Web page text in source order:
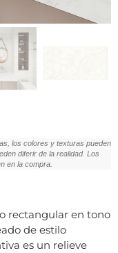
los colores y texturas pueden
diferir de la realidad. Los
en la compra.
rectangular en tono
de estilo
es un relieve